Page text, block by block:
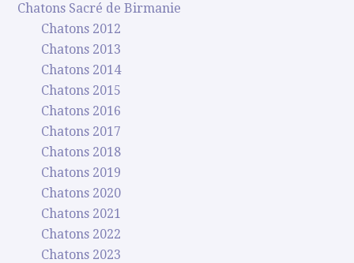
Chatons Sacré de Birmanie
Chatons 2012
Chatons 2013
Chatons 2014
Chatons 2015
Chatons 2016
Chatons 2017
Chatons 2018
Chatons 2019
Chatons 2020
Chatons 2021
Chatons 2022
Chatons 2023